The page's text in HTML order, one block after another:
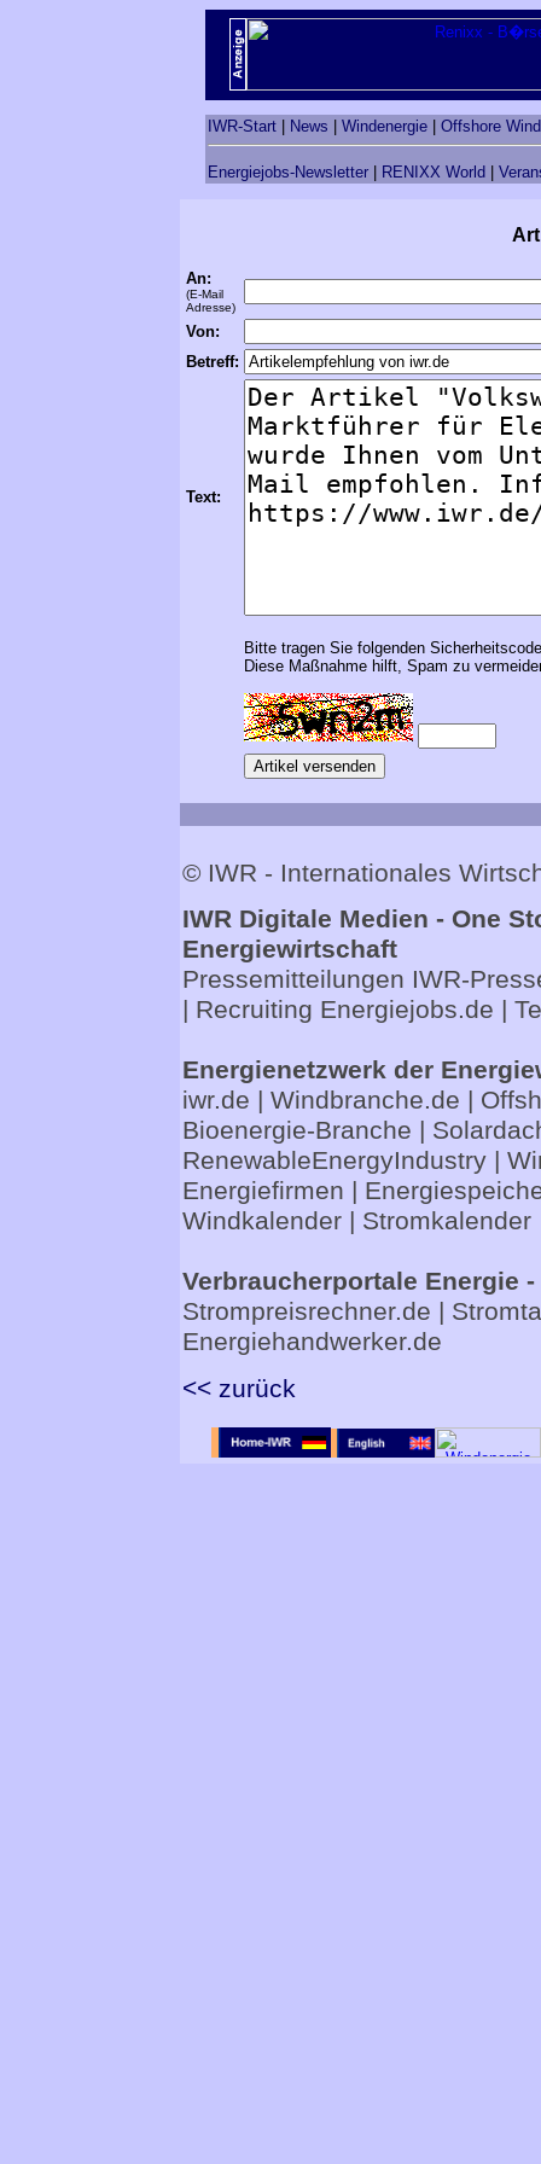
IWR-Start News Windenergie Offshore
Energiejobs-Newsletter RENIXX World
An:
(E-Mail
Adresse)
Von:
Betreff:
Text:
Bitte tragen Sie folgenden
Diese Maßnahme hilft, Spam zu
© IWR - Internationales
IWR Digitale Medien - One
Energiewirtschaft
Pressemitteilungen IWR-
| Recruiting Energiejobs.de |
Energienetzwerk der
iwr.de | Windbranche.de |
Bioenergie-Branche |
RenewableEnergyIndustry|
Energiefirmen |
Windkalender| Stromkalender
Verbraucherportale Energie
Strompreisrechner.de |
Energiehandwerker.de
<< zurück